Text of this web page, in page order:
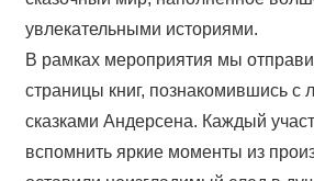
увлекательными историями.
В рамках мероприятия мы
страницы книг, познакомившись
сказками Андерсена. Каждый
вспомнить яркие моменты из